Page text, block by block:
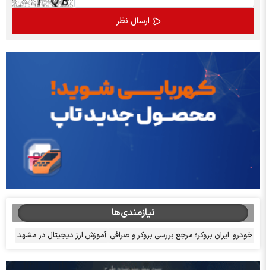
نیازمندی‌ها
خودرو ایران بروکر؛ مرجع بررسی بروکر و صرافی آموزش ارز دیجیتال در مشهد